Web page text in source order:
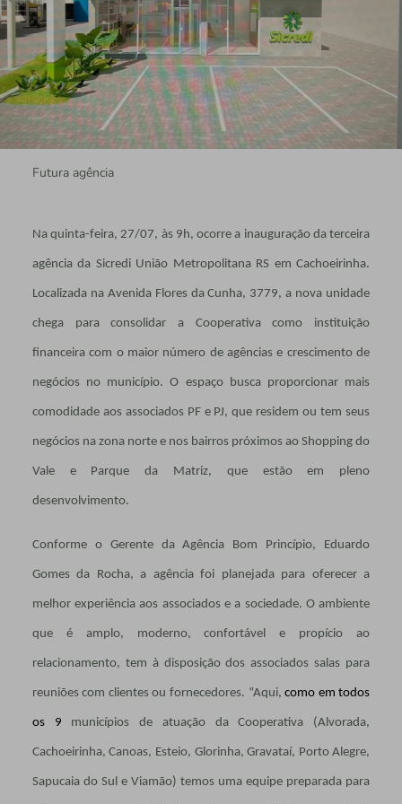
Futura agência
Na quinta-feira, 27/07, às 9h, ocorre a inauguração da terceira
agência da Sicredi União Metropolitana RS em Cachoeirinha.
Localizada na Avenida Flores da Cunha, 3779, a nova unidade
chega para consolidar a Cooperativa como instituição
financeira com o maior número de agências e crescimento de
negócios no município. O espaço busca proporcionar mais
comodidade aos associados PF e PJ, que residem ou tem seus
negócios na zona norte e nos bairros próximos ao Shopping do
Vale e Parque da Matriz, que estão em pleno
desenvolvimento.
Conforme o Gerente da Agência Bom Princípio, Eduardo
Gomes da Rocha, a agência foi planejada para oferecer a
melhor experiência aos associados e a sociedade. O ambiente
que é amplo, moderno, confortável e propício ao
relacionamento, tem à disposição dos associados salas para
reuniões com clientes ou fornecedores. “Aqui,como em todos
os 9 municípios de atuação da Cooperativa (Alvorada,
Cachoeirinha, Canoas, Esteio, Glorinha, Gravataí, Porto Alegre,
Sapucaia do Sul e Viamão) temos uma equipe preparada para